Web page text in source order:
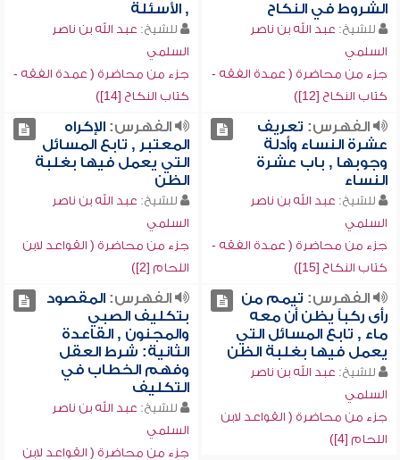
الشروط في النكاح
للشيخ: عبد الله بن ناصر
السلمي
جزء من محاضرة ( عمدة الفقه -
كتاب النكاح [12])
, الأسئلة
للشيخ: عبد الله بن ناصر
السلمي
جزء من محاضرة ( عمدة الفقه -
كتاب النكاح [14])
الفهرس: تعريف
عشرة النساء وأدلة
وجوبها , باب عشرة
النساء
للشيخ: عبد الله بن ناصر
السلمي
جزء من محاضرة ( عمدة الفقه -
كتاب النكاح [15])
الفهرس:الإكراه
المعتبر , تابع المسائل
التي يعمل فيها بغلبة
الظن
للشيخ: عبد الله بن ناصر
السلمي
جزء من محاضرة ( القواعد لابن
اللحام [2])
الفهرس: تيمم من
رأى ركباً يظن أن معه
ماء , تابع المسائل التي
يعمل فيها بغلبة الظن
للشيخ: عبد الله بن ناصر
السلمي
جزء من محاضرة ( القواعد لابن
اللحام [4])
الفهرس:المقصود
بتكليف الصبي
والمجنون , القاعدة
الثانية: شرط العقل
وفهم الخطاب في
التكليف
للشيخ: عبد الله بن ناصر
السلمي
جزء من محاضرة ( القواعد لابن